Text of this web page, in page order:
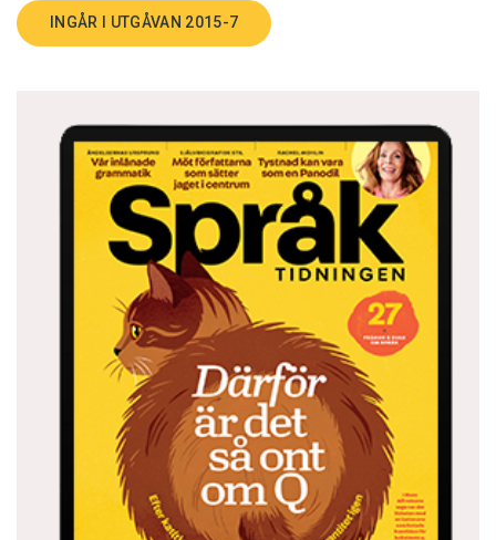
INGÅR I UTGÅVAN 2015-7